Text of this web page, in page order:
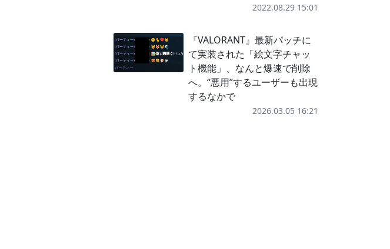
2022.08.29 15:01
『VALORANT』最新パッチに
て実装された「絵文字チャッ
ト機能」、なんと爆速で削除
へ。“悪用”するユーザーも出現
するなかで
2026.03.05 16:21